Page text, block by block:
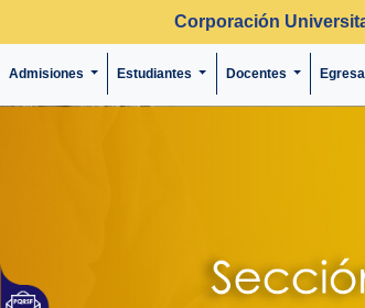
Corporación
Admisiones Estudiantes Docentes